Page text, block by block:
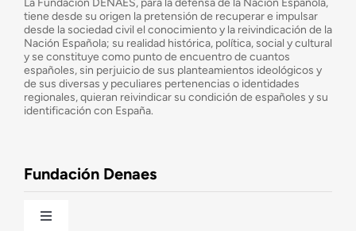
¿Cuáles son nuestros objetivos?
Consejo Asesor
La Fundación DENAES, para la defensa de la Nación Española,
tiene desde su origen la pretensión de recuperar e impulsar
desde la sociedad civil el conocimiento y la reivindicación de la
Nación Española; su realidad histórica, política, social y cultural
y se constituye como punto de encuentro de cuantos
españoles, sin perjuicio de sus planteamientos ideológicos y
de sus diversas y peculiares pertenencias o identidades
regionales, quieran reivindicar su condición de españoles y su
identificación con España.
Fundación Denaes
Toggle